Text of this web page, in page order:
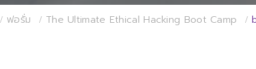
ฟอรั่ม The Ultimate Ethical Hacking Boot Camp